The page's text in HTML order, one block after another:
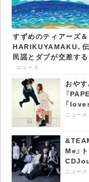
すずめのティアーズ＆
HARIKUYAMAKU、
民謡とダブが交差する
「Chijuyaa」を7イン
発表 - CDJournal ニ
ニュース
おや
『
「
ース
ニュース
Me』
ニュース